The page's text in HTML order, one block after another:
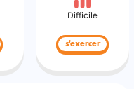
Difficile
s'exercer